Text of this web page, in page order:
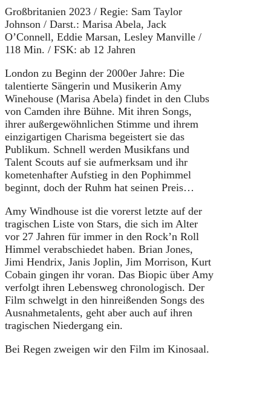
Großbritanien 2023 / Regie: Sam Taylor
Johnson / Darst.: Marisa Abela, Jack
O’Connell, Eddie Marsan, Lesley Manville /
118 Min. / FSK: ab 12 Jahren
London zu Beginn der 2000er Jahre: Die
talentierte Sängerin und Musikerin Amy
Winehouse (Marisa Abela) findet in den Clubs
von Camden ihre Bühne. Mit ihren Songs,
ihrer außergewöhnlichen Stimme und ihrem
einzigartigen Charisma begeistert sie das
Publikum. Schnell werden Musikfans und
Talent Scouts auf sie aufmerksam und ihr
kometenhafter Aufstieg in den Pophimmel
beginnt, doch der Ruhm hat seinen Preis…
Amy Windhouse ist die vorerst letzte auf der
tragischen Liste von Stars, die sich im Alter
vor 27 Jahren für immer in den Rock’n Roll
Himmel verabschiedet haben. Brian Jones,
Jimi Hendrix, Janis Joplin, Jim Morrison, Kurt
Cobain gingen ihr voran. Das Biopic über Amy
verfolgt ihren Lebensweg chronologisch. Der
Film schwelgt in den hinreißenden Songs des
Ausnahmetalents, geht aber auch auf ihren
tragischen Niedergang ein.
Bei Regen zweigen wir den Film im Kinosaal.